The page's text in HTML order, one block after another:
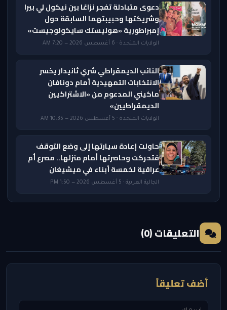
دعوى متبادلة تفجر نزاعًا بين نيكول لي بيرا
وشريكتها وحبيبتهما السابقة حول
إمبراطورية «هوليستك سايكولوجيست»
الولايات المتحدة · 6 أغسطس 2026 — 7:20 AM
النائب الديمقراطي شري ثانيدار يخسر
الانتخابات التمهيدية أمام دونافان
ماكيني المدعوم من «الاشتراكيين
الديمقراطيين»
الولايات المتحدة · 5 أغسطس 2026 — 10:35 AM
حاولت إعادة سيارتها إلى وضع التوقف
فتحركت وحاصرتها أمام منزلها.. مصرع أم
عراقية لخمسة أبناء في ميشيغان
الجالية العربية · 5 أغسطس 2026 — 1:50 PM
التعليقات (0)
أضف تعليقاً